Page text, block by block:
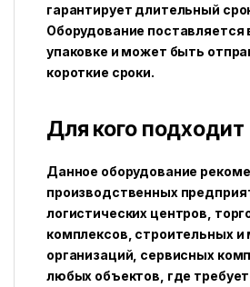
гарантирует длительный
Оборудование поставляется
упаковке и может быть
короткие сроки.
Для кого подходит
Данное оборудование
производственных
логистических центров,
комплексов, строительных
организаций, сервисных
любых объектов, где